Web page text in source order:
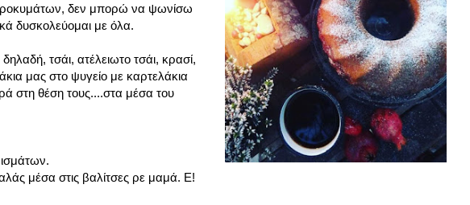
δεν μπορώ να ψωνίσω
δυσκολεύομαι με όλα.
τσάι, ατέλειωτο τσάι, κρασί,
μας στο ψυγείο με καρτελάκια
στη θέση τους....στα μέσα του
μέσα στις βαλίτσες ρε μαμά. Ε!